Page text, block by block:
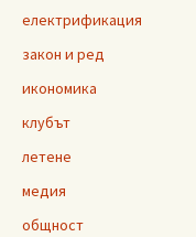
електрификация
закон и ред
икономика
клубът
летене
медия
общност